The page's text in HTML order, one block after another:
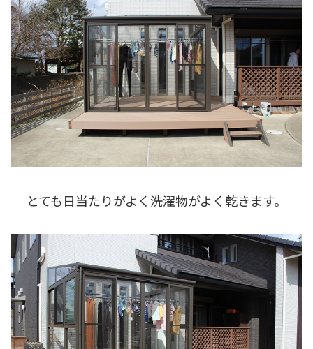
とても日当たりがよく洗濯物がよく乾きます。